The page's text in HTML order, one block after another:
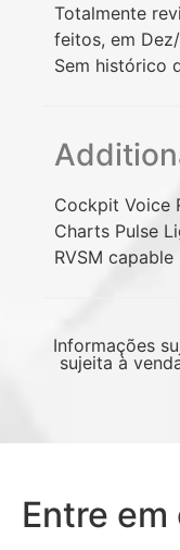
Totalmente
feitos, em
Sem histórico
Cockpit Voice
Charts Pulse
RVSM capable
Informações
sujeita à
Entre